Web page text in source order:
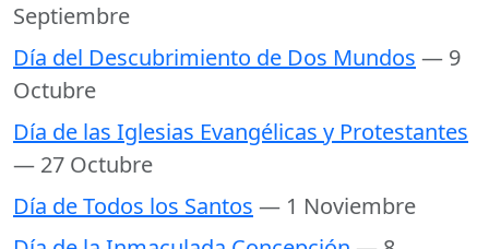
Septiembre
Día del Descubrimiento de Dos Mundos — 9
Octubre
Día de las Iglesias Evangélicas y Protestantes
— 27 Octubre
Día de Todos los Santos — 1 Noviembre